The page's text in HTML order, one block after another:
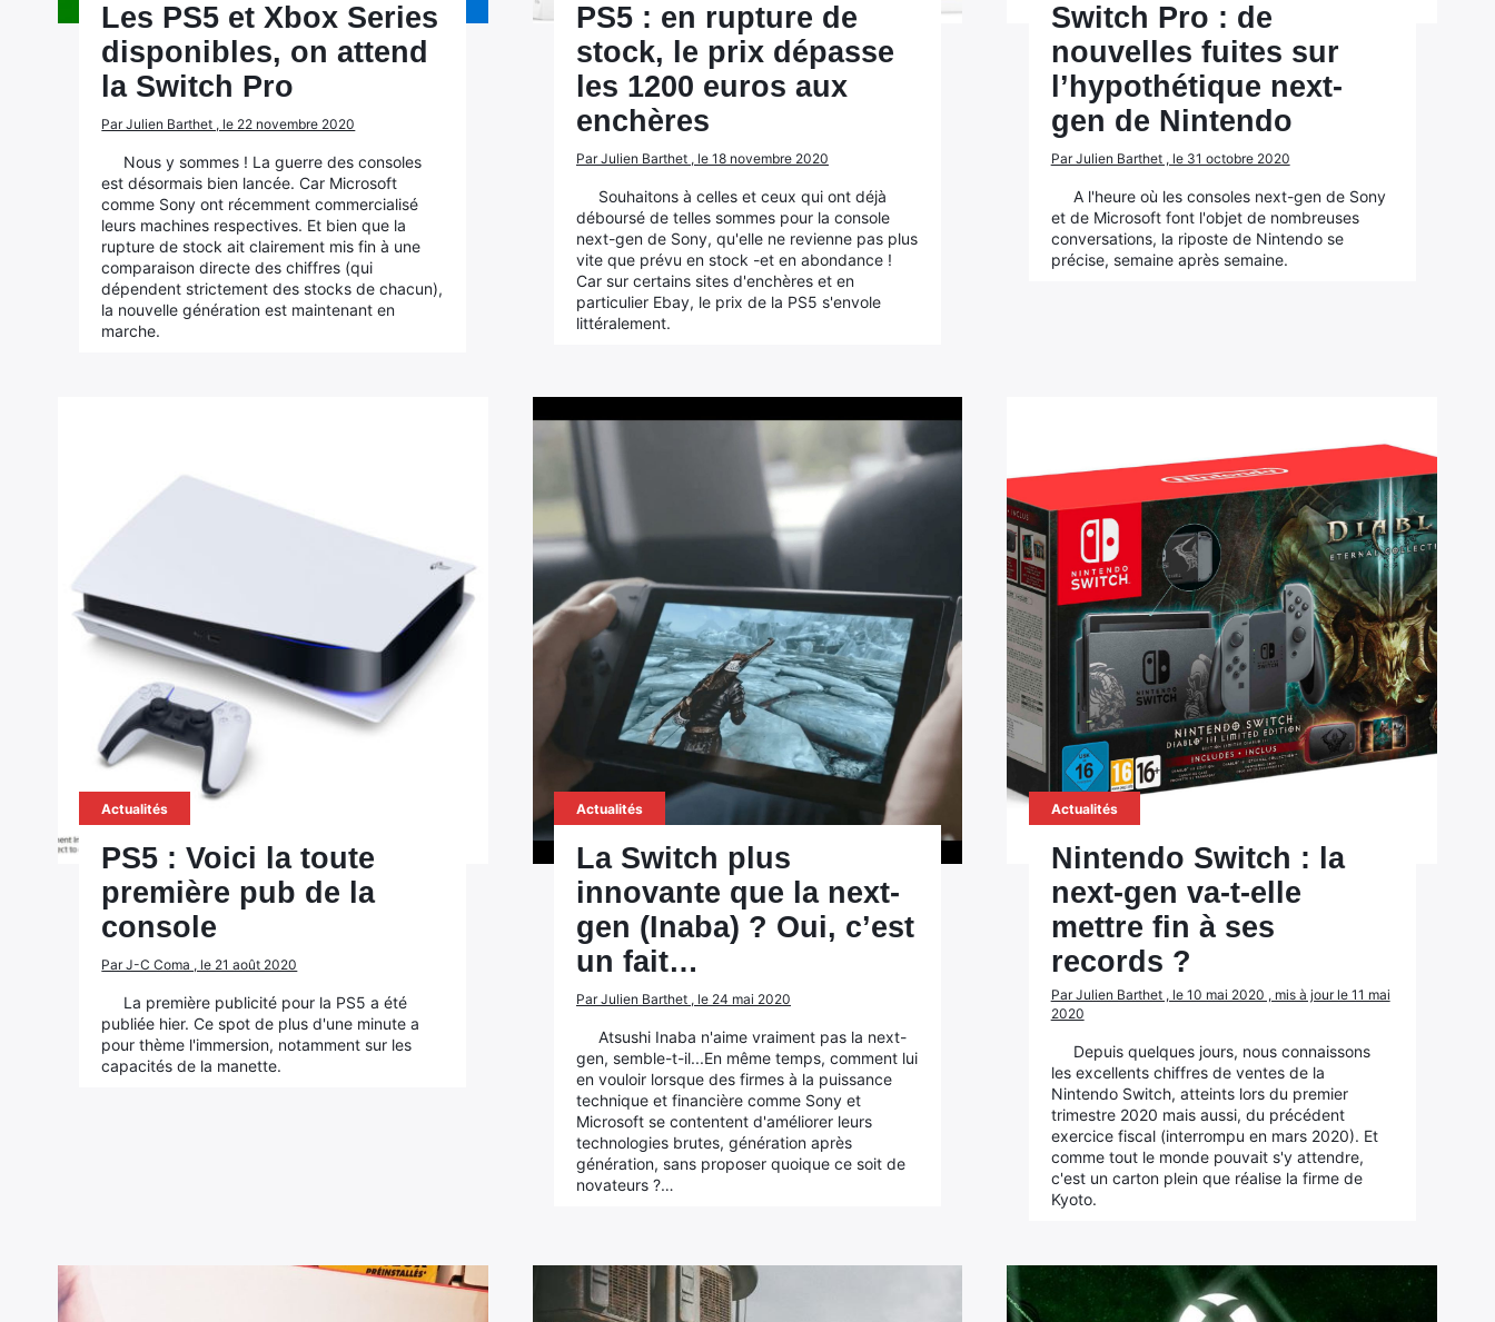
Les PS5 et Xbox Series
disponibles, on attend
la Switch Pro
Par Julien Barthet , le 22 novembre 2020
Nous y sommes ! La guerre des consoles
est désormais bien lancée. Car Microsoft
comme Sony ont récemment commercialisé
leurs machines respectives. Et bien que la
rupture de stock ait clairement mis fin à une
comparaison directe des chiffres (qui
dépendent strictement des stocks de chacun),
la nouvelle génération est maintenant en
marche.
PS5 : en rupture de
stock, le prix dépasse
les 1200 euros aux
enchères
Par Julien Barthet , le 18 novembre 2020
Souhaitons à celles et ceux qui ont déjà
déboursé de telles sommes pour la console
next-gen de Sony, qu'elle ne revienne pas plus
vite que prévu en stock -et en abondance !
Car sur certains sites d'enchères et en
particulier Ebay, le prix de la PS5 s'envole
littéralement.
Switch Pro : de
nouvelles fuites sur
l’hypothétique next-
gen de Nintendo
Par Julien Barthet , le 31 octobre 2020
A l'heure où les consoles next-gen de Sony
et de Microsoft font l'objet de nombreuses
conversations, la riposte de Nintendo se
précise, semaine après semaine.
Actualités
PS5 : Voici la toute
première pub de la
console
Par J-C Coma , le 21 août 2020
La première publicité pour la PS5 a été
publiée hier. Ce spot de plus d'une minute a
pour thème l'immersion, notamment sur les
capacités de la manette.
Actualités
La Switch plus
innovante que la next-
gen (Inaba) ? Oui, c’est
un fait…
Par Julien Barthet , le 24 mai 2020
Atsushi Inaba n'aime vraiment pas la next-
gen, semble-t-il...En même temps, comment lui
en vouloir lorsque des firmes à la puissance
technique et financière comme Sony et
Microsoft se contentent d'améliorer leurs
technologies brutes, génération après
génération, sans proposer quoique ce soit de
novateurs ?…
Actualités
Nintendo Switch : la
next-gen va-t-elle
mettre fin à ses
records ?
Par Julien Barthet , le 10 mai 2020 , mis à jour le 11 mai
2020
Depuis quelques jours, nous connaissons
les excellents chiffres de ventes de la
Nintendo Switch, atteints lors du premier
trimestre 2020 mais aussi, du précédent
exercice fiscal (interrompu en mars 2020). Et
comme tout le monde pouvait s'y attendre,
c'est un carton plein que réalise la firme de
Kyoto.